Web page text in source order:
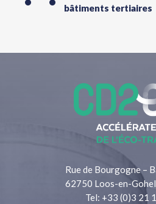
bâtiments tertiaires
Rue de Bourgogne –
62750 Loos-en-
Tel: +33 (0)3 21